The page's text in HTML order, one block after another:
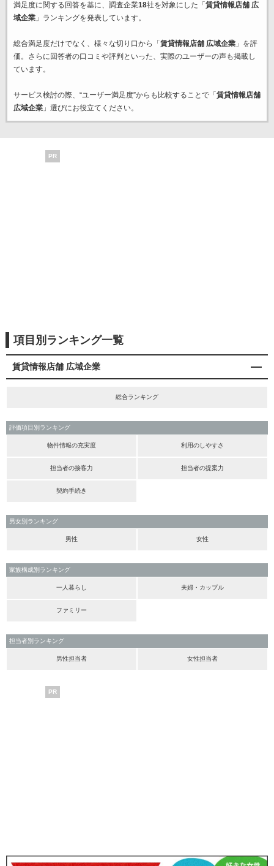
満足度に関する回答を基に、調査企業18社を対象にした「 賃貸情報店舗 広
域企業」ランキングを発表しています。
総合満足度だけでなく、様々な切り口から「 賃貸情報店舗 広域企業」を評
価。さらに回答者の口コミや評判といった、実際のユーザーの声も掲載し
ています。
サービス検討の際、“ユーザー満足度”からも比較することで「 賃貸情報店舗
広域企業」選びにお役立てください。
PR
項目別ランキング一覧
賃貸情報店舗 広域企業
総合ランキング
評価項目別ランキング
物件情報の充実度 利用のしやすさ
担当者の接客力 担当者の提案力
契約手続き
男女別ランキング
男性 女性
家族構成別ランキング
一人暮らし 夫婦・カップル
ファミリー
担当者別ランキング
男性担当者 女性担当者
PR